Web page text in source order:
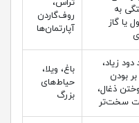
به
یا گاز
تراس،
روف‌گاردن
آپارتمان‌ها
دود زیاد،
بودن
ذغال،
سخت‌تر
باغ، ویلا،
حیاط‌های
بزرگ